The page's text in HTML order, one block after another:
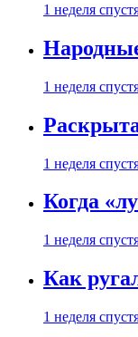
1 неделя
1 неделя
1 неделя
Когда
1 неделя
Как
1 неделя